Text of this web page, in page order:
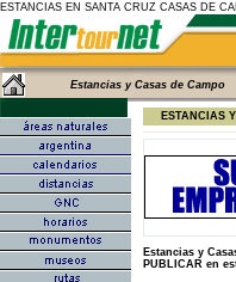
ESTANCIAS EN SANTA CRUZ CASAS DE
Estancias y Casas de Campo
ESTANCIAS
Estancias y
PUBLICAR en